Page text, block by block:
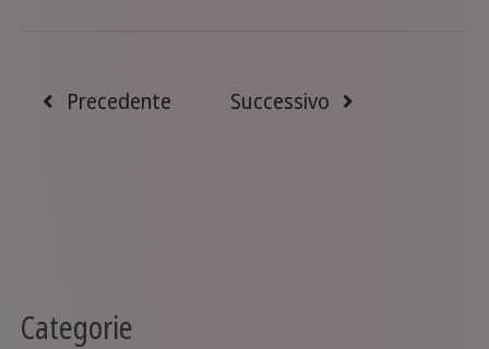
Precedente Successivo
Categorie